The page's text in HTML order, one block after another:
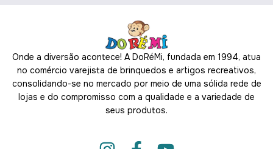
Onde a diversão acontece! A DoRéMi, fundada em 1994, atua
no comércio varejista de brinquedos e artigos recreativos,
consolidando-se no mercado por meio de uma sólida rede de
lojas e do compromisso com a qualidade e a variedade de
seus produtos.